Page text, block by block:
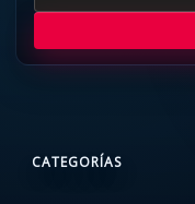
CATEGORÍAS